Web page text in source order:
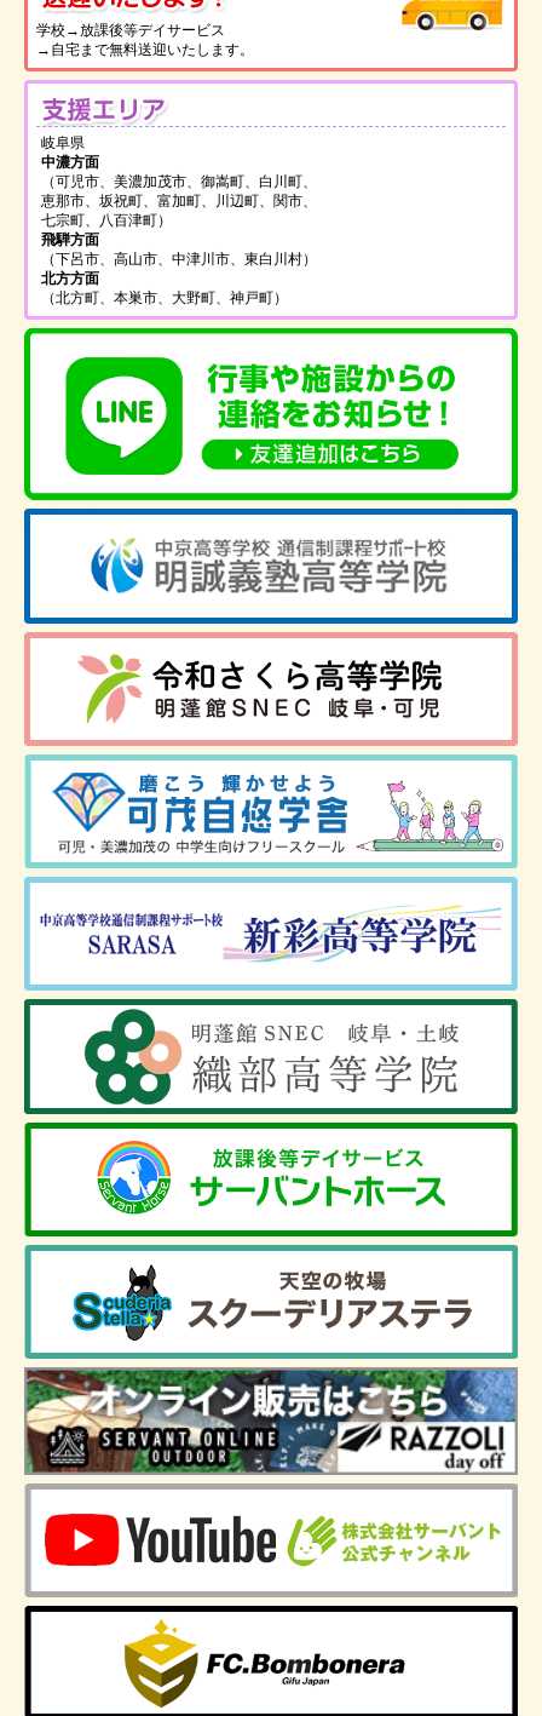
学校→放課後等デイサービス
→自宅まで無料送迎いたします。
岐阜県
中濃方面
（可児市、美濃加茂市、御嵩町、白川町、
恵那市、坂祝町、富加町、川辺町、関市、
七宗町、八百津町）
飛騨方面
（下呂市、高山市、中津川市、東白川村）
北方方面
（北方町、本巣市、大野町、神戸町）